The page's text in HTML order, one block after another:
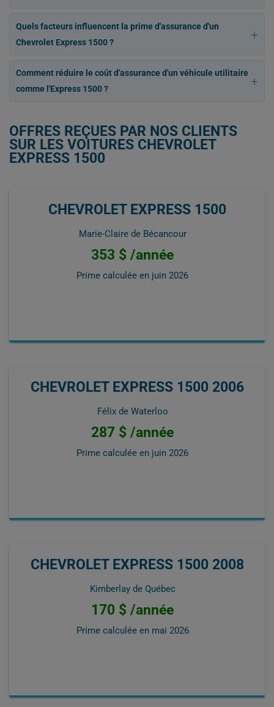
Quels facteurs influencent la prime d'assurance d'un
Chevrolet Express 1500 ?
Comment réduire le coût d'assurance d'un véhicule utilitaire
comme l'Express 1500 ?
OFFRES REÇUES PAR NOS CLIENTS
SUR LES VOITURES CHEVROLET
EXPRESS 1500
CHEVROLET EXPRESS 1500
Marie-Claire de Bécancour
353 $ /année
Prime calculée en juin 2026
CHEVROLET EXPRESS 1500 2006
Félix de Waterloo
287 $ /année
Prime calculée en juin 2026
CHEVROLET EXPRESS 1500 2008
Kimberlay de Québec
170 $ /année
Prime calculée en mai 2026